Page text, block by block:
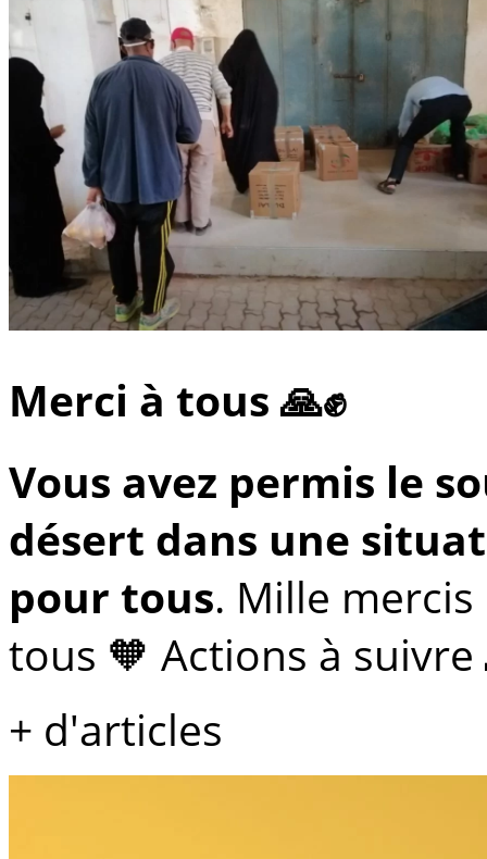
Merci à tous 🙏✊
Vous avez permis le
désert dans une
pour tous. Mille
tous 🧡 Actions à
+ d'articles